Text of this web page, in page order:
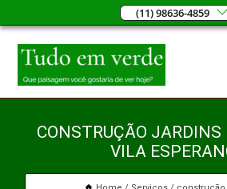
(11) 98636-4859
CONSTRUÇÃO JARDINS
VILA